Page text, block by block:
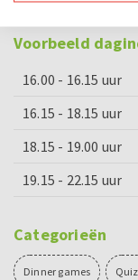
Voorbeeld
16.00 - 16.15 uur
16.15 - 18.15 uur
18.15 - 19.00 uur
19.15 - 22.15 uur
Categorieën
Dinner games